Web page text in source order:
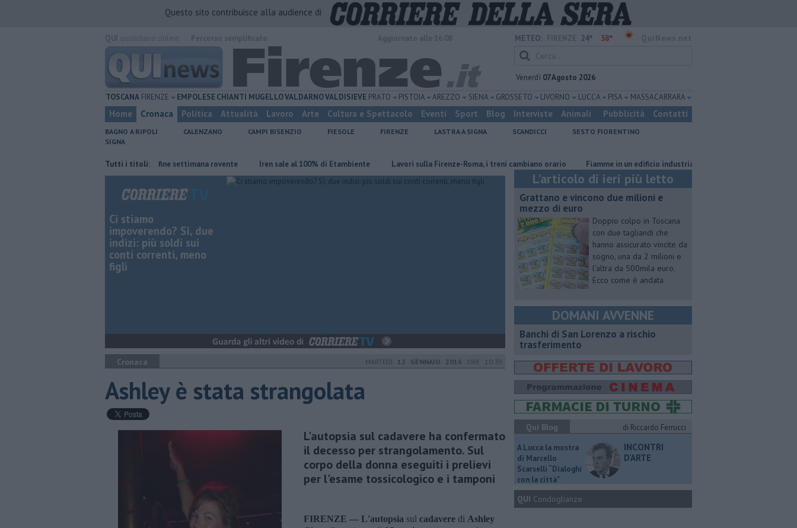
Questo sito contribuisce alla audience di
METEO: 24° 38°
Venerdì 07 Agosto 2026
TOSCANA FIRENZE EMPOLESECHIANTI MUGELLOVALDARNOVALDISIEVE PRATO PISTOIA AREZZO SIENA GROSSETO LIVORNO LUCCA PISA MASSA CARRARA
Home Cronaca Politica Attualità Lavoro Arte Cultura e Spettacolo Eventi Sport Blog Interviste Animali Pubblicità Contatti
BAGNO A RIPOLI CALENZANO CAMPI BISENZIO FIESOLE FIRENZE LASTRA A SIGNA SCANDICCI
SESTO FIORENTINO
SIGNA
Tutti i titoli:
Il grande caldo non dà tregua, fine settimana rovente Iren sale al 100% di Etambiente Lavori sulla Firenze-Roma, i treni cambiano orario Fiamme in un edificio industriale
Ci stiamo
impoverendo? Sì, due
indizi: più soldi sui
conti correnti, meno
figli
Cronaca MARTEDÌ 12 GENNAIO 2016 ORE 10:35
Ashley è stata strangolata
L'autopsia sul cadavere ha confermato
il decesso per strangolamento. Sul
corpo della donna eseguiti i prelievi
per l'esame tossicologico e i tamponi
FIRENZE — L'autopsia sul cadavere di Ashley
L'articolo di ieri più letto
Grattano e vincono due milioni e
mezzo di euro
Doppio colpo in Toscana
con due tagliandi che
hanno assicurato vincite da
sogno, una da 2 milioni e
l'altra da 500mila euro.
Ecco come è andata
DOMANI AVVENNE
Banchi di San Lorenzo a rischio
trasferimento
Qui Blog
di Riccardo Ferrucci
A Lucca la mostra
di Marcello
Scarselli “Dialoghi
con la città"
INCONTRI
D'ARTE
QUI Condoglianze